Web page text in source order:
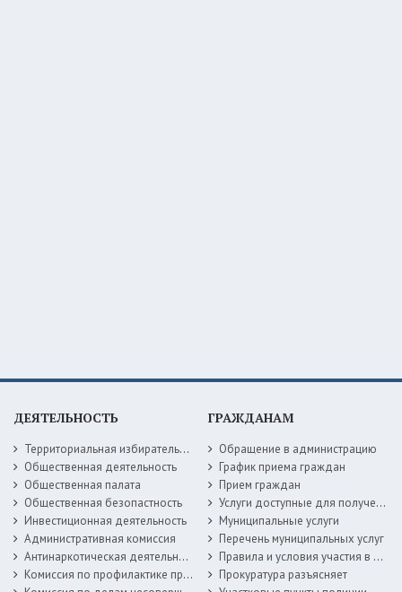
ДЕЯТЕЛЬНОСТЬ
Территориальная избирательная комиссия
Общественная деятельность
Общественная палата
Общественная безопастность
Инвестиционная деятельность
Административная комиссия
Антинаркотическая деятельность
Комиссия по профилактике правонарушений
ГРАЖДАНАМ
Обращение в администрацию
График приема граждан
Прием граждан
Услуги доступные для получения в электронной форме
Муниципальные услуги
Перечень муниципальных услуг
Правила и условия участия в жилищных программах
Прокуратура разъясняет